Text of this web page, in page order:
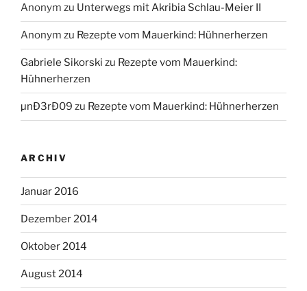
Anonym zu Unterwegs mit Akribia Schlau-Meier II
Anonym zu Rezepte vom Mauerkind: Hühnerherzen
Gabriele Sikorski zu Rezepte vom Mauerkind:
Hühnerherzen
µnÐ3rÐ09 zu Rezepte vom Mauerkind: Hühnerherzen
ARCHIV
Januar 2016
Dezember 2014
Oktober 2014
August 2014